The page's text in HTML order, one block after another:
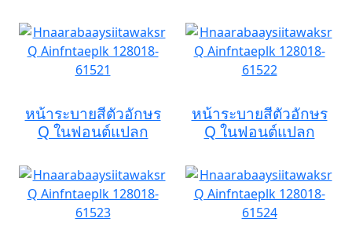
หน้าระบายสีตัวอักษร
Q ในฟอนต์แปลก
หน้าระบายสีตัวอักษร
Q ในฟอนต์แปลก